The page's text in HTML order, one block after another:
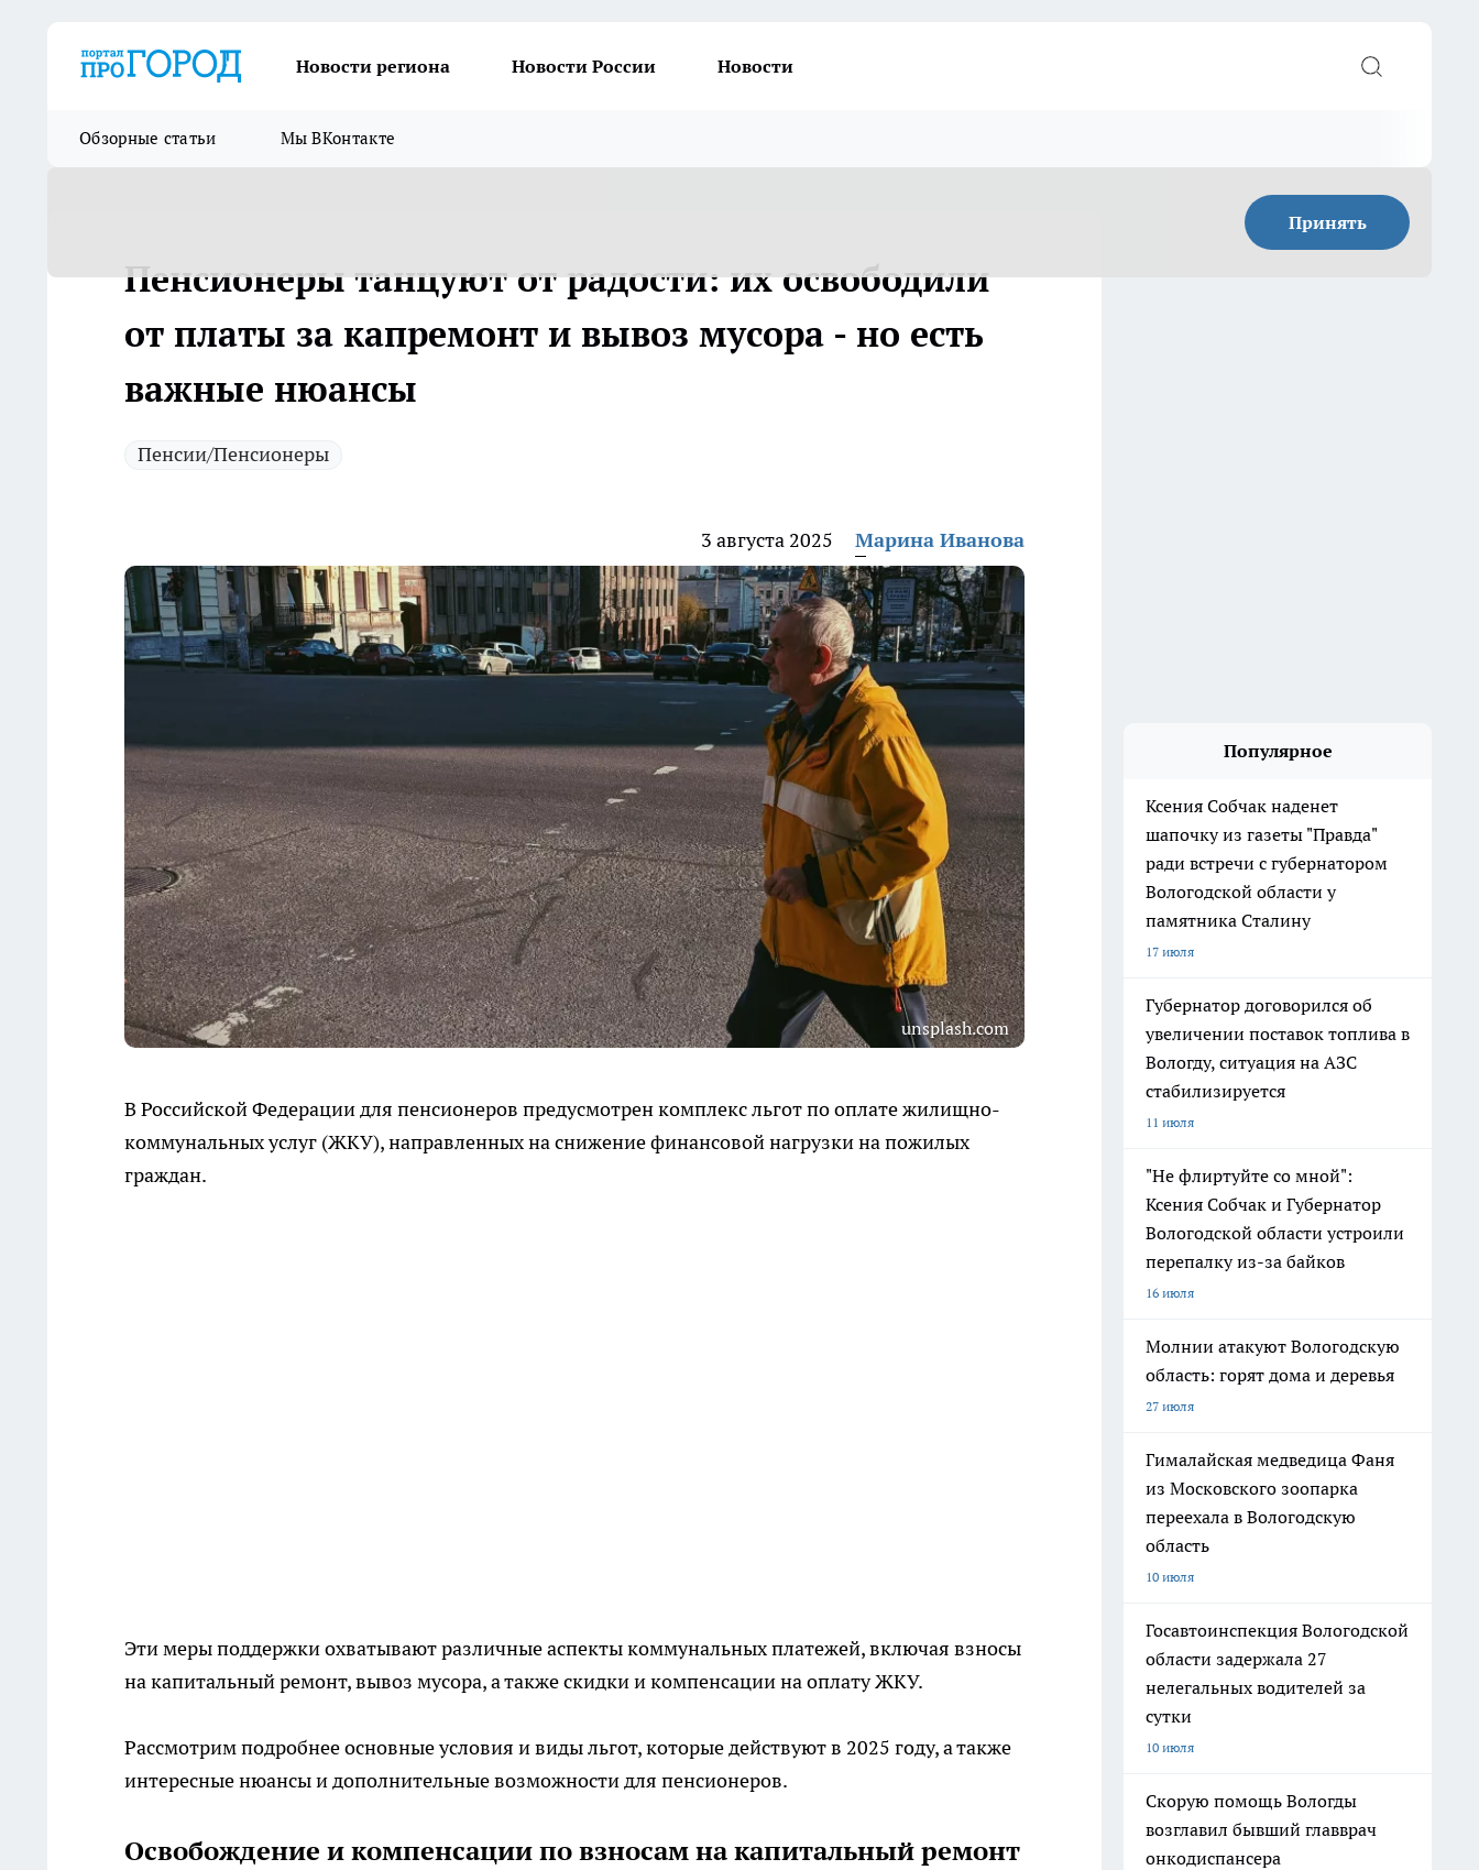
Новости региона Новости России Новости
Обзорные статьи Мы ВКонтакте
Принять
Пенсионеры танцуют от радости: их освободили
от платы за капремонт и вывоз мусора - но есть
важные нюансы
Пенсии/Пенсионеры
3 августа 2025 Марина Иванова
unsplash.com
В Российской Федерации для пенсионеров предусмотрен комплекс льгот по оплате жилищно-
коммунальных услуг (ЖКУ), направленных на снижение финансовой нагрузки на пожилых
граждан.
Эти меры поддержки охватывают различные аспекты коммунальных платежей, включая взносы
на капитальный ремонт, вывоз мусора, а также скидки и компенсации на оплату ЖКУ.
Рассмотрим подробнее основные условия и виды льгот, которые действуют в 2025 году, а также
интересные нюансы и дополнительные возможности для пенсионеров.
Освобождение и компенсации по взносам на капитальный ремонт
Популярное
Ксения Собчак наденет
шапочку из газеты "Правда"
ради встречи с губернатором
Вологодской области у
памятника Сталину
17 июля
Губернатор договорился об
увеличении поставок топлива в
Вологду, ситуация на АЗС
стабилизируется
11 июля
"Не флиртуйте со мной":
Ксения Собчак и Губернатор
Вологодской области устроили
перепалку из-за байков
16 июля
Молнии атакуют Вологодскую
область: горят дома и деревья
27 июля
Гималайская медведица Фаня
из Московского зоопарка
переехала в Вологодскую
область
10 июля
Госавтоинспекция Вологодской
области задержала 27
нелегальных водителей за
сутки
10 июля
Скорую помощь Вологды
возглавил бывший главврач
онкодиспансера